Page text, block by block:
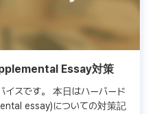
Essay対策
イスです。 本日はハーバード
essay)についての対策記